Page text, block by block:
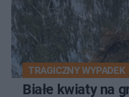
TRAGICZNY WYPADEK
Białe kwiaty na